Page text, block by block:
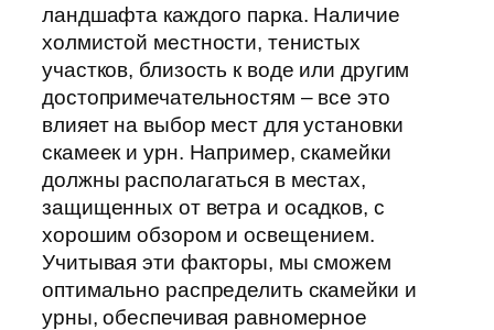
ландшафта каждого парка. Наличие
холмистой местности, тенистых
участков, близость к воде или другим
достопримечательностям – все это
влияет на выбор мест для установки
скамеек и урн. Например, скамейки
должны располагаться в местах,
защищенных от ветра и осадков, с
хорошим обзором и освещением.
Учитывая эти факторы, мы сможем
оптимально распределить скамейки и
урны, обеспечивая равномерное